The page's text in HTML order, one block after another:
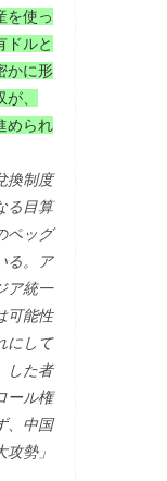
を使っ
ドルと
かに形
、
められ
換制度
る目算
ペッグ
る。ア
ア統一
可能性
にして
した者
ール権
、中国
勢」